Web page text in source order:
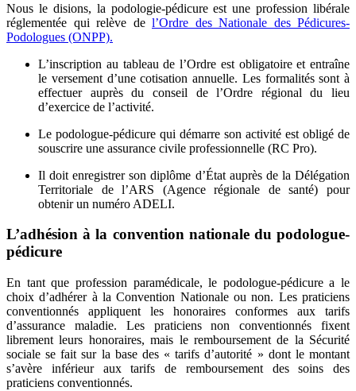
Nous le disions, la podologie-pédicure est une profession libérale
réglementée qui relève de l’Ordre des Nationale des Pédicures-
Podologues (ONPP).
L’inscription au tableau de l’Ordre est obligatoire et entraîne
le versement d’une cotisation annuelle. Les formalités sont à
effectuer auprès du conseil de l’Ordre régional du lieu
d’exercice de l’activité.
Le podologue-pédicure qui démarre son activité est obligé de
souscrire une assurance civile professionnelle (RC Pro).
Il doit enregistrer son diplôme d’État auprès de la Délégation
Territoriale de l’ARS (Agence régionale de santé) pour
obtenir un numéro ADELI.
L’adhésion à la convention nationale du podologue-
pédicure
En tant que profession paramédicale, le podologue-pédicure a le
choix d’adhérer à la Convention Nationale ou non. Les praticiens
conventionnés appliquent les honoraires conformes aux tarifs
d’assurance maladie. Les praticiens non conventionnés fixent
librement leurs honoraires, mais le remboursement de la Sécurité
sociale se fait sur la base des « tarifs d’autorité » dont le montant
s’avère inférieur aux tarifs de remboursement des soins des
praticiens conventionnés.